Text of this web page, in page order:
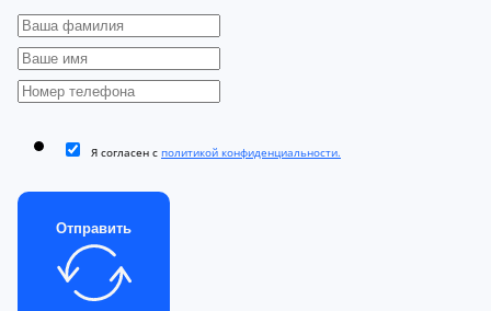
Я согласен с политикой конфиденциальности.
Отправить